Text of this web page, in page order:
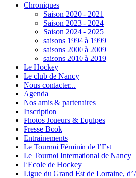
Chroniques
Saison 2020 - 2021
Saison 2023 - 2024
Saison 2024 - 2025
saisons 1994 à 1999
saisons 2000 à 2009
saisons 2010 à 2019
Le Hockey
Le club de Nancy
Nous contacter...
Agenda
Nos amis & partenaires
Inscription
Photos Joueurs & Equipes
Presse Book
Entrainements
Le Tournoi Féminin de l’Est
Le Tournoi International de Nancy
l’Ecole de Hockey
Ligue du Grand Est de Lorraine,